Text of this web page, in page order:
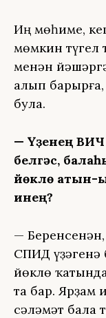
Иң мөһиме,
мөмкин түгел
менән
алып
була.
— Үҙенең
белгәс,
йөклө ҡатын-
инең?
—
СПИД үҙәгенә
йөклө
та бар. Ярҙам
сәләмәт бала